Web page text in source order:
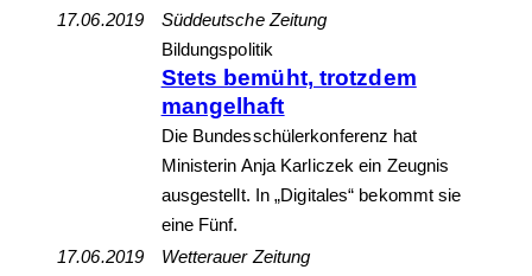
17.06.2019
Süddeutsche Zeitung
Bildungspolitik
Stets bemüht, trotzdem
mangelhaft
Die Bundesschülerkonferenz hat
Ministerin Anja Karliczek ein Zeugnis
ausgestellt. In „Digitales“ bekommt sie
eine Fünf.
17.06.2019
Wetterauer Zeitung